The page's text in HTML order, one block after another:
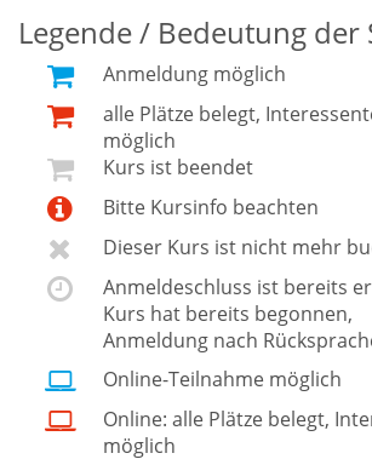
Legende / Bedeutung der
Anmeldung möglich
alle Plätze belegt,
möglich
Kurs ist beendet
Bitte Kursinfo beachten
Dieser Kurs ist nicht mehr
Anmeldeschluss ist bereits
Kurs hat bereits begonnen,
Anmeldung nach
Online-Teilnahme möglich
Online: alle Plätze belegt,
möglich